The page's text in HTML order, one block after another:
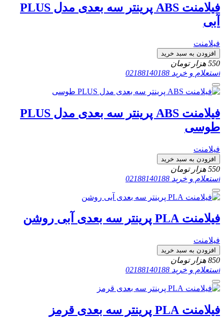
فیلامنت ABS پرینتر سه بعدی مدل PLUS
آبی
فیلامنت
افزودن به سبد خرید
550 هزار تومان
استعلام و خرید 02188140188
فیلامنت ABS پرینتر سه بعدی مدل PLUS
طوسی
فیلامنت
افزودن به سبد خرید
550 هزار تومان
استعلام و خرید 02188140188
فیلامنت PLA پرینتر سه بعدی آبی روشن
فیلامنت
افزودن به سبد خرید
850 هزار تومان
استعلام و خرید 02188140188
فیلامنت PLA پرینتر سه بعدی قرمز